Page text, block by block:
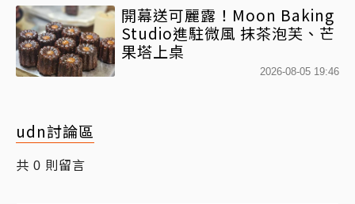
開幕送可麗露！Moon Baking
Studio進駐微風 抹茶泡芙、芒
果塔上桌
2026-08-05 19:46
udn討論區
共 0 則留言